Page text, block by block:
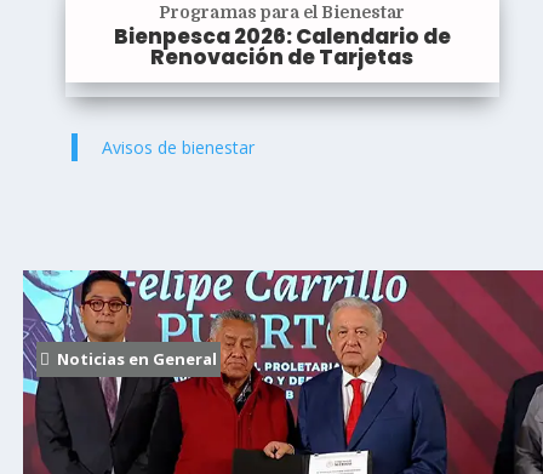
Programas para el Bienestar
Bienpesca 2026: Calendario de
Renovación de Tarjetas
Avisos de bienestar
Noticias en General